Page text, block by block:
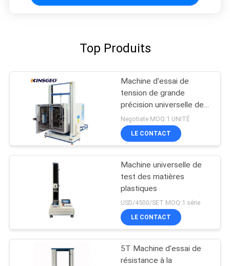
Top Produits
Machine d'essai de
tension de grande
précision universelle de
la machine 2000KN
d'essai de Digital
Negotiate MOQ:1 UNITÉ
LE CONTACT
Machine universelle de
test des matières
plastiques
USD/4500/SET MOQ:1 série
LE CONTACT
5T Machine d'essai de
résistance à la